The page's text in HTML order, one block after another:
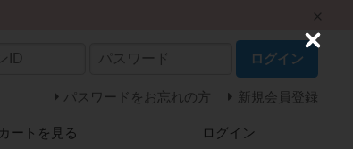
ログイン
パスワードをお忘れの方 新規会員登録
カートを見る ログイン
C
o
s
e